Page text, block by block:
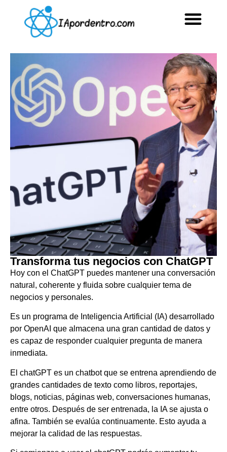
Transforma tus negocios con ChatGPT
Hoy con el ChatGPT puedes mantener una conversación
natural, coherente y fluida sobre cualquier tema de
negocios y personales.
Es un programa de Inteligencia Artificial (IA) desarrollado
por OpenAI que almacena una gran cantidad de datos y
es capaz de responder cualquier pregunta de manera
inmediata.
El chatGPT es un chatbot que se entrena aprendiendo de
grandes cantidades de texto como libros, reportajes,
blogs, noticias, páginas web, conversaciones humanas,
entre otros. Después de ser entrenada, la IA se ajusta o
afina. También se evalúa continuamente. Esto ayuda a
mejorar la calidad de las respuestas.